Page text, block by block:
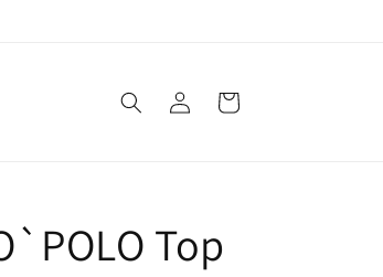
EinloggenWarenkorb
Top